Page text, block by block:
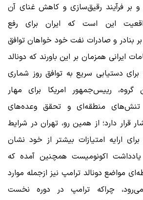
و بر فرآیند رقیق‌سازی و کاهش غنای آن
این است که ایران برای رفع
بنادر و صادرات نفت خود خواهان توافق
ایرانی همزمان بر این باورند که دونالد
دستیابی سریع به توافق روز شماری
گروه، رییس‌جمهور امریکا برای مهار
تنش‌های منطقه‌ای و تحقق وعده‌های
دارد؛ از همین رو، تهران در شرایط
برای ارایه امتیازات بیشتر از خود نشان
اکونومیست همچنین آمده که
مواضع دونالد ترامپ نیز ازجمله موارد
چراکه ترامپ در دوره نخست